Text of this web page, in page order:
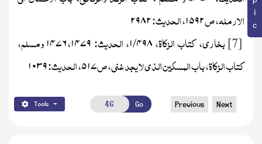
الارملہ، ص۱۵۹۲، الحدیث:۲۹۸۲
[7]بخاری، کتاب الزکاۃ، ۱/۴۹۸ ، الحدیث: ۱۴۷۶،۱۴۷۹
ومسلم،
کتاب الزکاۃ، باب المسکین الذی لا یجد غنی، ص۵۱۷، الحدیث:۱۰۳۹
Tools Go Previous Next